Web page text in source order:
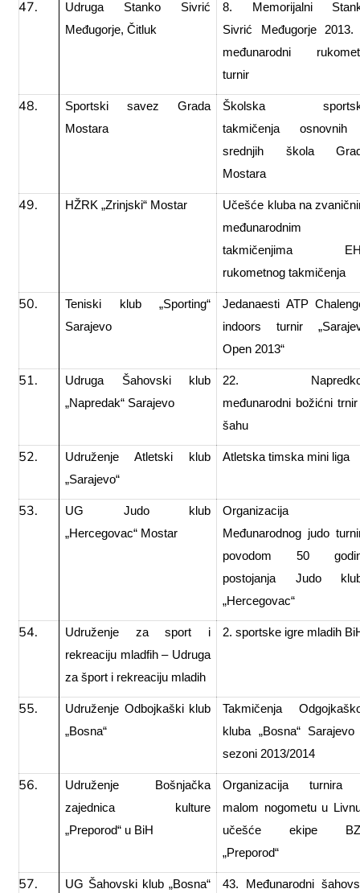
Udruga Stanko Sivrić
Međugorje, Čitluk
8. Memorijalni
Sivrić Međugorje 2013.
međunarodni
turnir
Sportski savez Grada
Mostara
Školska
takmičenja
srednjih škola
Mostara
HŽRK „Zrinjski“ Mostar
Učešće kluba na
međunarodnim
takmičenjima
rukometnog takmičenja
Teniski klub „Sporting“
Sarajevo
Jedanaesti ATP
indoors turnir
Open 2013“
Udruga Šahovski klub
„Napredak“ Sarajevo
22.
međunarodni božićni
šahu
Udruženje Atletski klub
„Sarajevo“
Atletska timska mini liga
UG Judo klub
„Hercegovac“ Mostar
Organizacija
Međunarodnog judo
povodom 50
postojanja Judo
„Hercegovac“
Udruženje za sport i
rekreaciju mladfih – Udruga
za šport i rekreaciju mladih
2. sportske igre mladih
Udruženje Odbojkaški klub
„Bosna“
Takmičenja
kluba „Bosna“
sezoni 2013/2014
Udruženje Bošnjačka
zajednica kulture
„Preporod“ u BiH
Organizacija turnira
malom nogometu u
učešće ekipe
„Preporod“
UG Šahovski klub „Bosna“
43. Međunarodni